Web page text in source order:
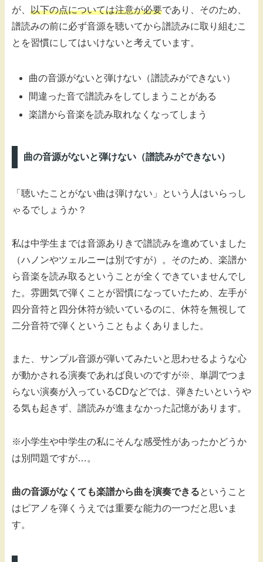
が、 以下の点については注意が必要であり、そのため、
譜読みの前に必ず音源を聴いてから譜読みに取り組むこ
とを習慣にしてはいけないと考えています。
曲の音源がないと弾けない（譜読みができない）
間違った音で譜読みをしてしまうことがある
楽譜から音楽を読み取れなくなってしまう
曲の音源がないと弾けない（譜読みができない）
「聴いたことがない曲は弾けない」という人はいらっし
ゃるでしょうか？
私は中学生までは音源ありきで譜読みを進めていました
（ハノンやツェルニーは別ですが）。そのため、楽譜か
ら音楽を読み取るということが全くできていませんでし
た。雰囲気で弾くことが習慣になっていたため、左手が
四分音符と四分休符が続いているのに、休符を無視して
二分音符で弾くということもよくありました。
また、サンプル音源が弾いてみたいと思わせるような心
が動かされる演奏であれば良いのですが※、単調でつま
らない演奏が入っているCDなどでは、弾きたいというや
る気も起きず、譜読みが進まなかった記憶があります。
※小学生や中学生の私にそんな感受性があったかどうか
は別問題ですが…。
曲の音源がなくても楽譜から曲を演奏できるということ
はピアノを弾くうえでは重要な能力の一つだと思いま
す。